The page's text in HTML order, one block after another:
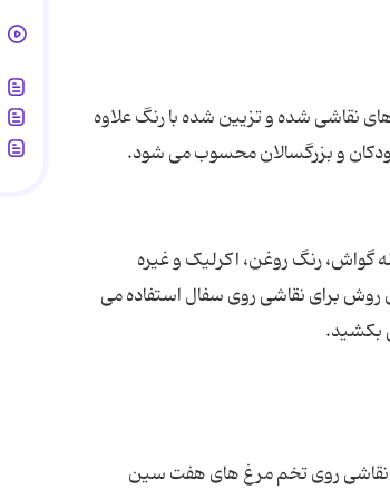
نقاشی شده و تزیین شده با رنگ علاوه
گواش، رنگ روغن، اکرلیک و غیره
روش برای نقاشی روی سفال استفاده می
به نقاشی روی تخم مرغ های هفت سین